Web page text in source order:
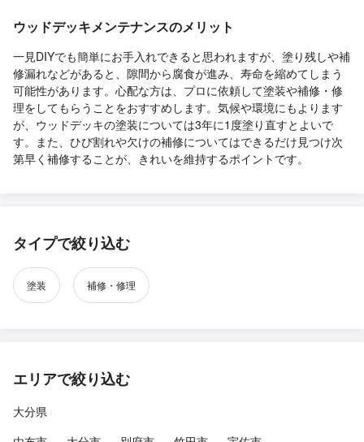
ウッドデッキメンテナンスのメリット
一見DIYでも簡単にお手入れできると思われますが、塗り残しや補
修漏れなどがあると、隙間から腐食が進み、寿命を縮めてしまう
可能性があります。心配な方は、プロに依頼して塗装や補修・修
理をしてもらうことをおすすめします。気候や環境にもよります
が、ウッドデッキの塗装については3年に1度塗り直すとよいで
す。また、ひび割れや欠けの補修についてはできるだけ見つけ次
第早く補修することが、きれいを維持するポイントです。
タイプで絞り込む
塗装 補修・修理
エリアで絞り込む
大分県